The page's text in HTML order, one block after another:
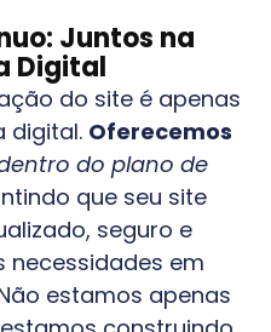
Juntos na
Digital
do site é apenas
digital. Oferecemos
do plano de
que seu site
seguro e
necessidades em
estamos apenas